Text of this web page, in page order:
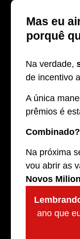
Mas eu
porquê
Na verdade,
de incentivo
A única
prêmios é
Combinado?
Na próxima
vou abrir as
Novos
ano que